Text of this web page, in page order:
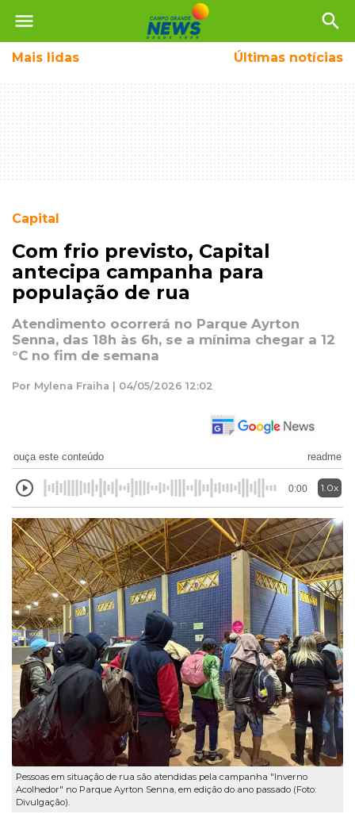
menu search
Mais lidas Últimas notícias
Capital
Com frio previsto, Capital
antecipa campanha para
população de rua
Atendimento ocorrerá no Parque Ayrton
Senna, das 18h às 6h, se a mínima chegar a 12
°C no fim de semana
Por Mylena Fraiha | 04/05/2026 12:02
ouça este conteúdo readme
0:00 1.0x
Pessoas em situação de rua são atendidas pela campanha "Inverno
Acolhedor" no Parque Ayrton Senna, em edição do ano passado (Foto:
Divulgação).